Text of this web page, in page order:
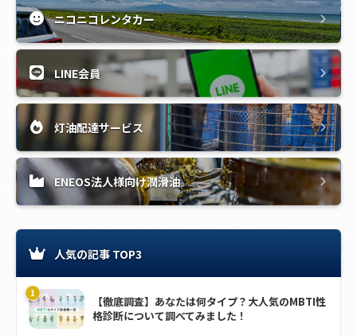
ニコニコレンタカー
LINE会員
灯油配達サービス
ENEOS法人様向け潤滑油
人気の記事 TOP3
【徹底調査】あなたは何タイプ？大人気のMBTI性
格診断について調べてみました！